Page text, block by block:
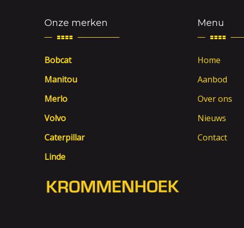
Onze merken
Bobcat
Manitou
Merlo
Volvo
Caterpillar
Linde
Menu
Home
Aanbod
Over ons
Nieuws
Contact